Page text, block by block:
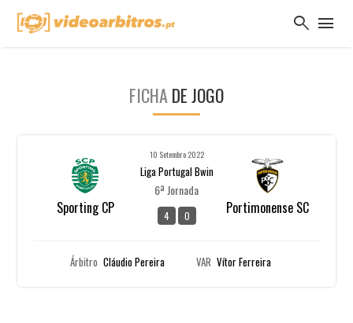
search menu
FICHA DE JOGO
Sporting CP
10 Setembro 2022
Liga Portugal Bwin
6ª Jornada
4 0 Portimonense SC
Árbitro Cláudio Pereira VAR Vítor Ferreira